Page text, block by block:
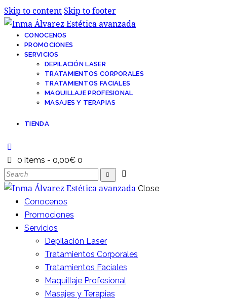
Skip to contentSkip to footer
CONOCENOS
PROMOCIONES
SERVICIOS
DEPILACIÓN LASER
TRATAMIENTOS CORPORALES
TRATAMIENTOS FACIALES
MAQUILLAJE PROFESIONAL
MASAJES Y TERAPIAS
TIENDA
0 items -0,00€ 0
Close
Conocenos
Promociones
Servicios
Depilación Laser
Tratamientos Corporales
Tratamientos Faciales
Maquillaje Profesional
Masajes y Terapias